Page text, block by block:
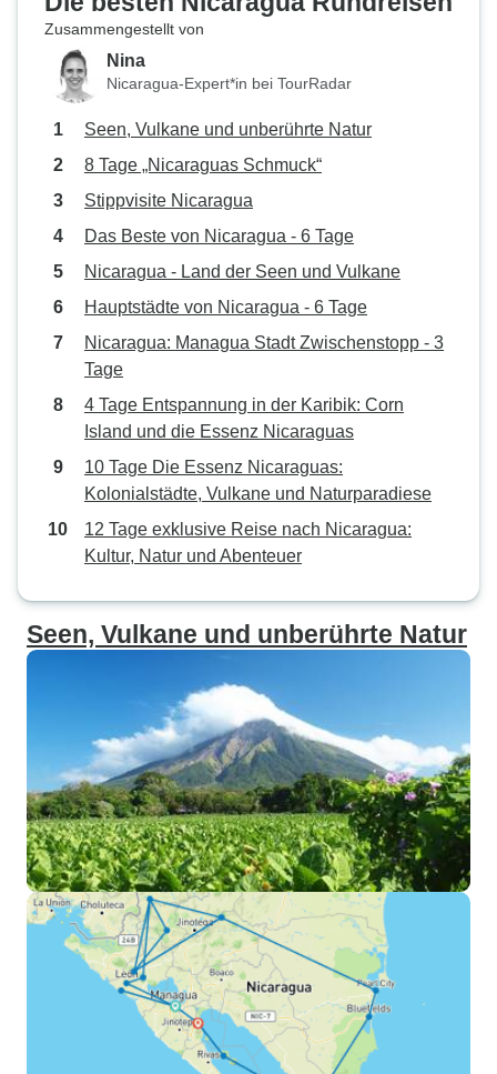
Gegend und an
übernachten.
Zusammengestellt von
Nina
Nicaragua-Expert*in bei TourRadar
Seen, Vulkane und unberührte Natur
8 Tage „Nicaraguas Schmuck“
Stippvisite Nicaragua
Das Beste von Nicaragua - 6 Tage
Nicaragua - Land der Seen und Vulkane
Hauptstädte von Nicaragua - 6 Tage
Nicaragua: Managua Stadt Zwischenstopp - 3
Tage
4 Tage Entspannung in der Karibik: Corn
Island und die Essenz Nicaraguas
10 Tage Die Essenz Nicaraguas:
Kolonialstädte, Vulkane und Naturparadiese
12 Tage exklusive Reise nach Nicaragua:
Kultur, Natur und Abenteuer
Seen, Vulkane und unberührte Natur